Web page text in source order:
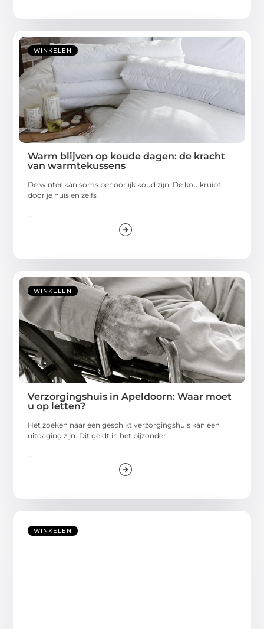
WINKELEN
Warm blijven op koude dagen: de kracht
van warmtekussens
De winter kan soms behoorlijk koud zijn. De kou kruipt
door je huis en zelfs
WINKELEN
Verzorgingshuis in Apeldoorn: Waar moet
u op letten?
Het zoeken naar een geschikt verzorgingshuis kan een
uitdaging zijn. Dit geldt in het bijzonder
...
WINKELEN